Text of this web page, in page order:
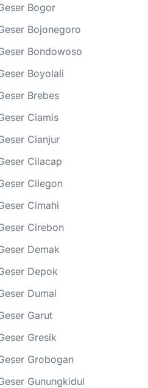
Bogor
Bojonegoro
Bondowoso
Boyolali
Brebes
Ciamis
Cianjur
Cilacap
Cilegon
Cimahi
Cirebon
Demak
Depok
Dumai
Garut
Gresik
Grobogan
Gunungkidul